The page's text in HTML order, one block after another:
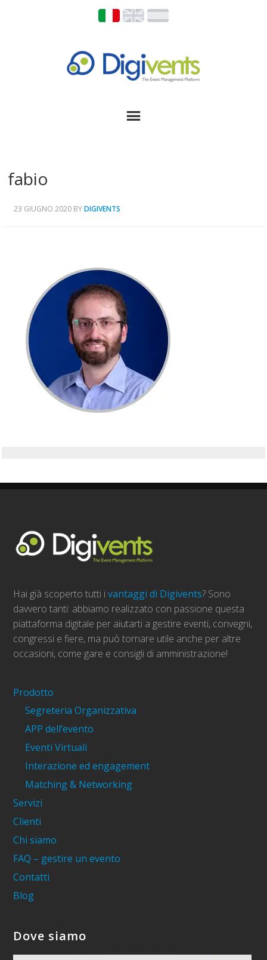
fabio
23 GIUGNO 2020 BYDIGIVENTS
Hai già scoperto tutti ivantaggi di Digivents? Sono
davvero tanti: abbiamo realizzato con passione questa
piattaforma digitale per aiutarti a gestire eventi, convegni,
congressi e fiere, ma può tornare utile anche per altre
occasioni, come gare e consigli di amministrazione!
Prodotto
Segreteria Organizzativa
APP dell’evento
Eventi Virtuali
Interazione ed engagement
Matching & Networking
Servizi
Clienti
Chi siamo
FAQ – gestire un evento
Contatti
Blog
Dove siamo